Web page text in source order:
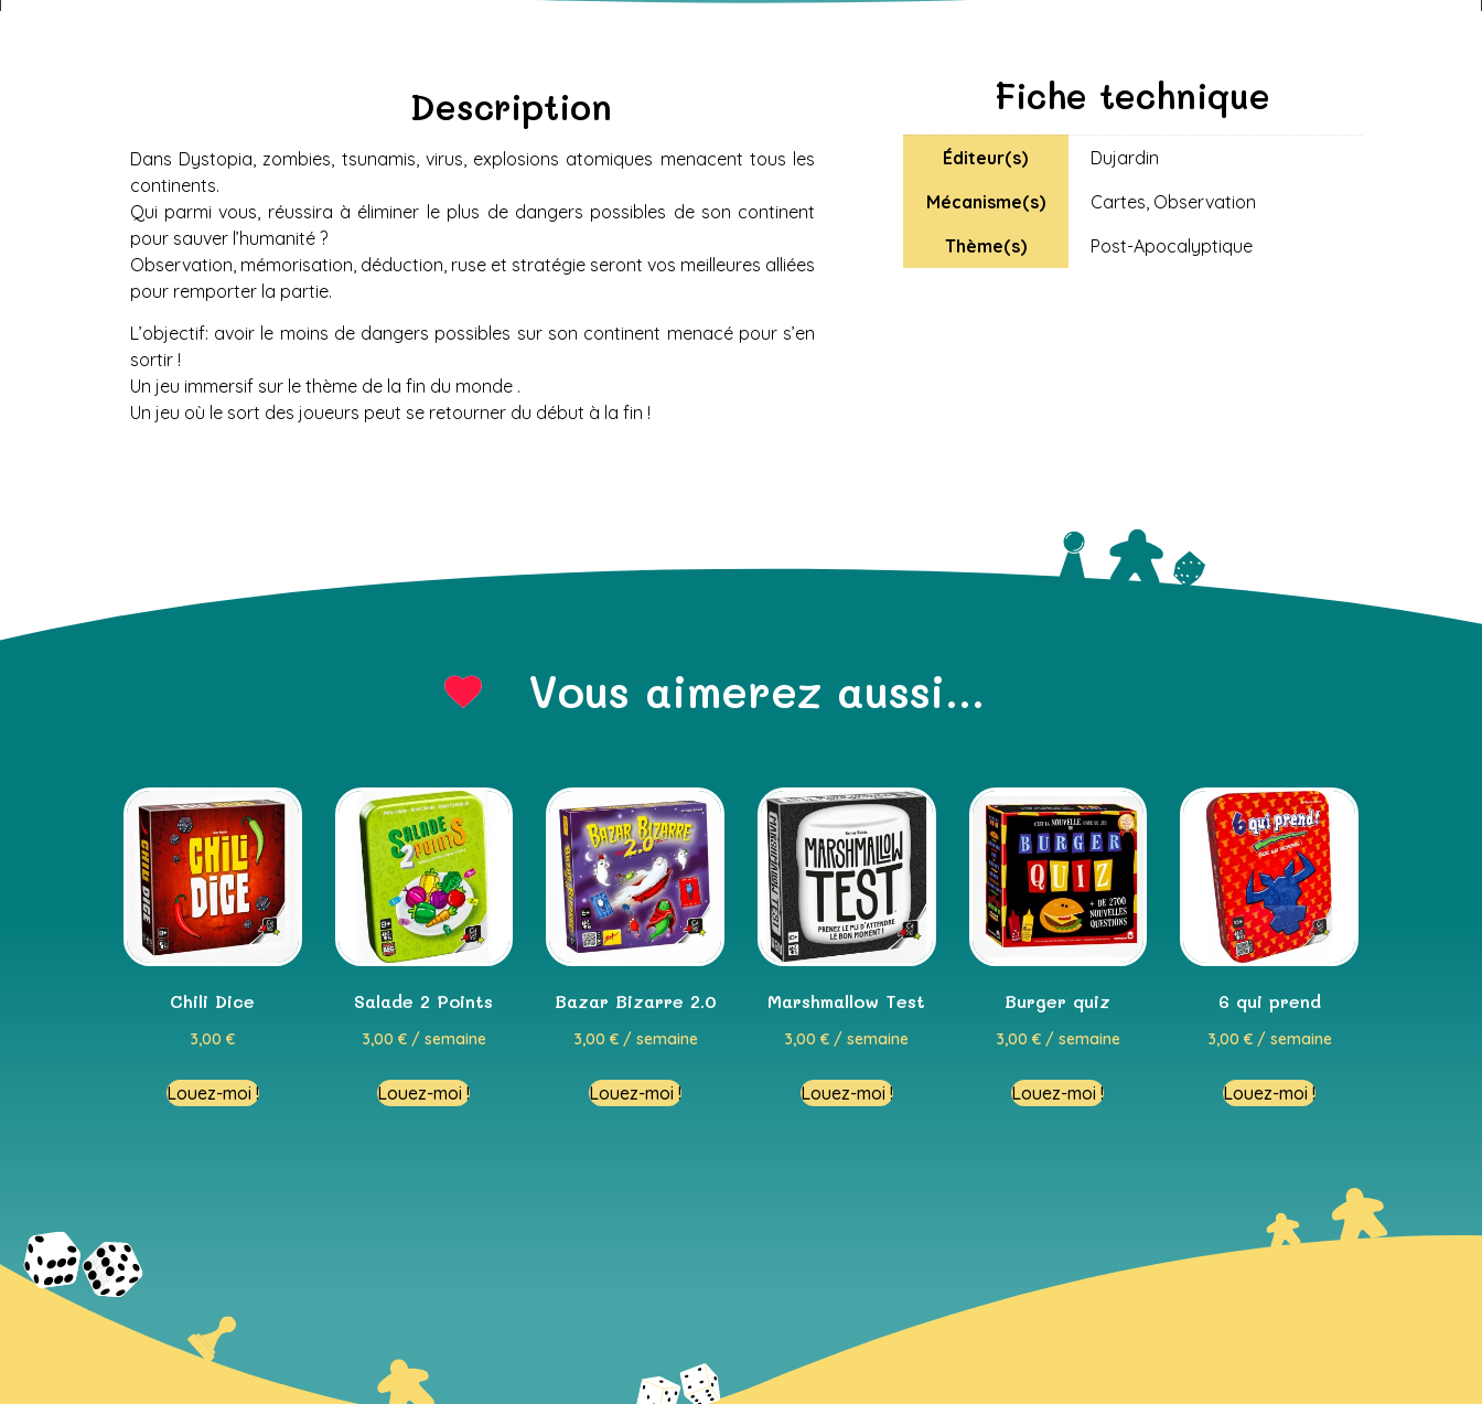
Description
Dans Dystopia, zombies, tsunamis, virus, explosions atomiques menacent tous les
continents.
Qui parmi vous, réussira à éliminer le plus de dangers possibles de son continent
pour sauver l’humanité ?
Observation, mémorisation, déduction, ruse et stratégie seront vos meilleures alliées
pour remporter la partie.
L’objectif: avoir le moins de dangers possibles sur son continent menacé pour s’en
sortir !
Un jeu immersif sur le thème de la fin du monde .
Un jeu où le sort des joueurs peut se retourner du début à la fin !
Fiche technique
Éditeur(s)
Dujardin
Mécanisme(s)
Cartes, Observation
Thème(s)
Post-Apocalyptique
Vous aimerez aussi...
Chili Dice
3,00€
Louez-moi !
Salade 2 Points
3,00 €/ semaine
Louez-moi !
Bazar Bizarre 2.0
3,00 €/ semaine
Louez-moi !
Marshmallow Test
3,00€ / semaine
Louez-moi !
Burger quiz
3,00 €/ semaine
Louez-moi !
6 qui prend
3,00 €/ semaine
Louez-moi !